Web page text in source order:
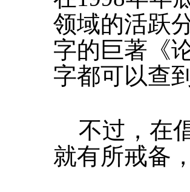
领域的活跃
字的巨著《
字都可以查
不过，在
就有所戒备